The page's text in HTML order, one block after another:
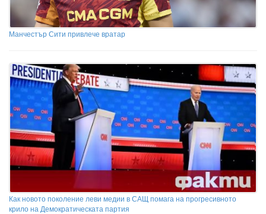
Манчестър Сити привлече вратар
Как новото поколение леви медии в САЩ помага на прогресивното
крило на Демократическата партия